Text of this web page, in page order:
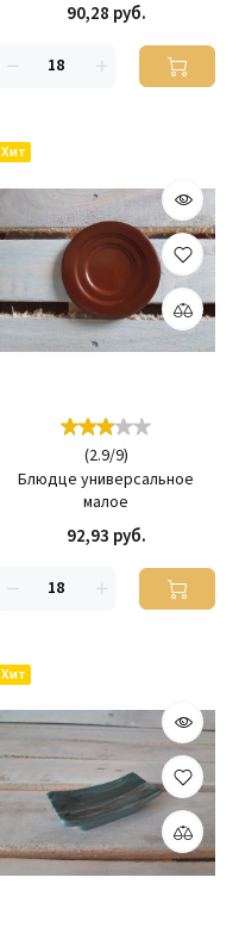
90,28 руб.
Хит
(2.9/9)
Блюдце универсальное
малое
92,93 руб.
Хит